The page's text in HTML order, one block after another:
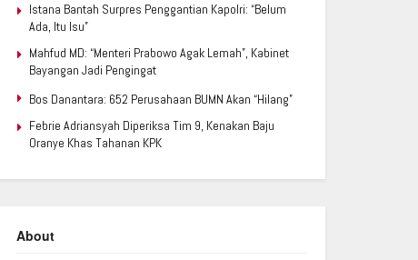
Istana Bantah Surpres Penggantian Kapolri: “Belum
Ada, Itu Isu”
Mahfud MD: “Menteri Prabowo Agak Lemah”, Kabinet
Bayangan Jadi Pengingat
Bos Danantara: 652 Perusahaan BUMN Akan “Hilang”
Febrie Adriansyah Diperiksa Tim 9, Kenakan Baju
Oranye Khas Tahanan KPK
About